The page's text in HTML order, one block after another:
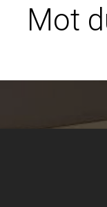
Mot